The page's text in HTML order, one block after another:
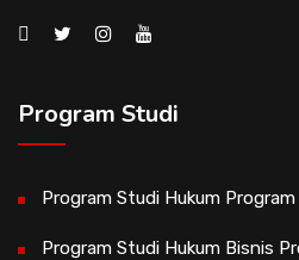
Program Studi
Program Studi Hukum Program
Program Studi Hukum Bisnis